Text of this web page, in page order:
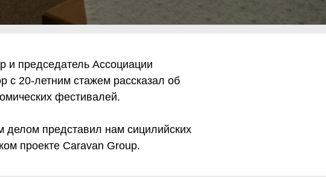
и председатель Ассоциации
с 20-летним стажем рассказал об
фестивалей.
делом представил нам сицилийских
проекте Caravan Group.